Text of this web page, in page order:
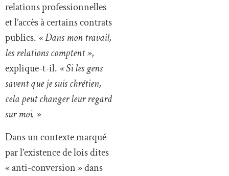
relations professionnelles
et l’accès à certains contrats
publics. « Dans mon travail,
les relations comptent »,
explique-t-il. « Si les gens
savent que je suis chrétien,
cela peut changer leur regard
sur moi. »
Dans un contexte marqué
par l’existence de lois dites
« anti-conversion » dans